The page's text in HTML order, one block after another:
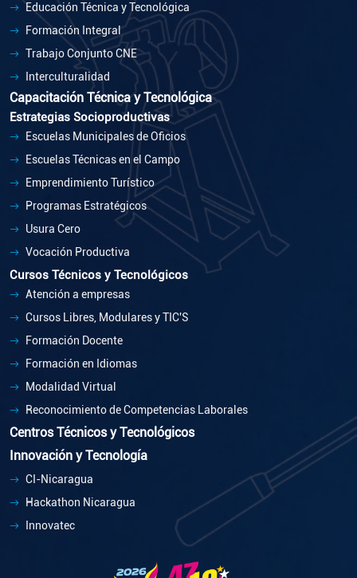
Educación Técnica y Tecnológica
Formación Integral
Trabajo Conjunto CNE
Interculturalidad
Capacitación Técnica y Tecnológica
Estrategias Socioproductivas
Escuelas Municipales de Oficios
Escuelas Técnicas en el Campo
Emprendimiento Turístico
Programas Estratégicos
Usura Cero
Vocación Productiva
Cursos Técnicos y Tecnológicos
Atención a empresas
Cursos Libres, Modulares y TIC'S
Formación Docente
Formación en Idiomas
Modalidad Virtual
Reconocimiento de Competencias Laborales
Centros Técnicos y Tecnológicos
Innovación y Tecnología
CI-Nicaragua
Hackathon Nicaragua
Innovatec